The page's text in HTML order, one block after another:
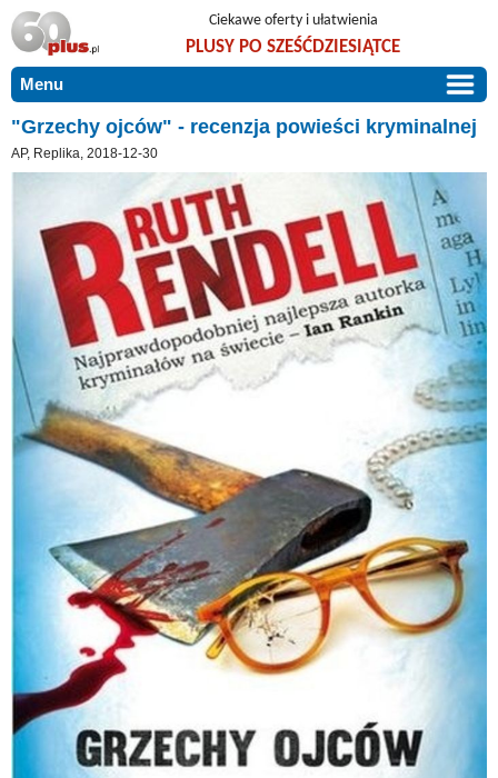
Ciekawe oferty i ułatwienia
PLUSY PO SZEŚĆDZIESIĄTCE
Menu
START
PROMOCJE
ARTYKUŁY
Szczególnie polecamy
Użyteczne porady
Szlachetne zdrowie
Mieszkaj wygodnie i bez barier
Warto wiedzieć!
Podróże i wypoczynek
Taniej, okazyjnie, specjalnie dla 60plus
Hobby i pasje
Żyj aktywnie
60plus - najcenniejsi klienci
Dobra opieka
Warto naśladować
Coś dla ducha
DLA BLISKICH
ZGŁOŚ OFERTĘ
O NAS
KONTAKT
"Grzechy ojców" - recenzja powieści kryminalnej
AP, Replika, 2018-12-30